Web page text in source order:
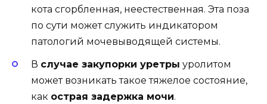
кота сгорбленная, неестественная. Эта поза
по сути может служить индикатором
патологий мочевыводящей системы.
В случае закупорки уретры уролитом
может возникать такое тяжелое состояние,
как острая задержка мочи.